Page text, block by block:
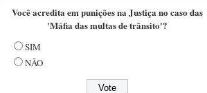
Você acredita em punições na Justiça no caso das
'Máfia das multas de trânsito'?
SIM
NÃO